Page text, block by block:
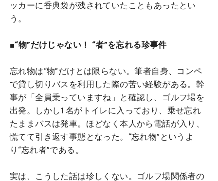
ッカーに香典袋が残されていたこともあったとい
う。
■“物”だけじゃない！ “者”を忘れる珍事件
忘れ物は“物”だけとは限らない。筆者自身、コンペ
で貸し切りバスを利用した際の苦い経験がある。幹
事が「全員乗っていますね」と確認し、ゴルフ場を
出発。しかし1名がトイレに入っており、乗せ忘れ
たままバスは発車。ほどなく本人から電話が入り、
慌てて引き返す事態となった。“忘れ物”というよ
り“忘れ者”である。
実は、こうした話は珍しくない。ゴルフ場関係者の